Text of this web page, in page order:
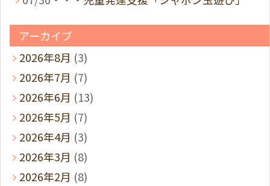
アーカイブ
2026年8月 (3)
2026年7月 (7)
2026年6月 (13)
2026年5月 (7)
2026年4月 (3)
2026年3月 (8)
2026年2月 (8)